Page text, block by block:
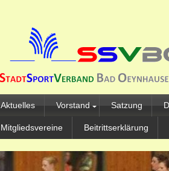
Aktuelles Vorstand Satzung
Mitgliedsvereine Beitrittserklärung